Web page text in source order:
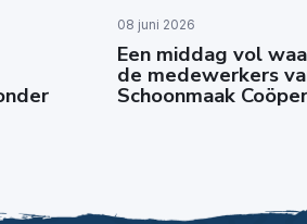
08 juni 2026
Een middag vol
de medewerkers
Schoonmaak